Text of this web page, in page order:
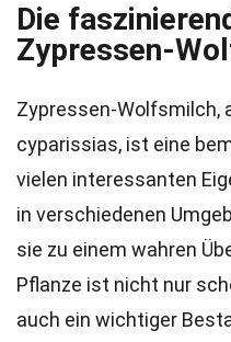
Die
Zypressen-
Zypressen-Wolfsmilch,
cyparissias, ist eine
vielen interessanten
in verschiedenen
sie zu einem wahren
Pflanze ist nicht nur
auch ein wichtiger